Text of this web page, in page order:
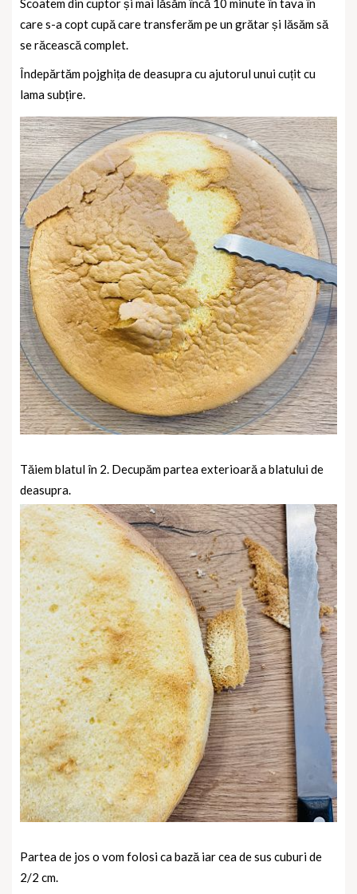
Scoatem din cuptor și mai lăsăm încă 10 minute în tava în
care s-a copt cupă care transferăm pe un grătar și lăsăm să
se răcească complet.
Îndepărtăm pojghița de deasupra cu ajutorul unui cuțit cu
lama subțire.
Tăiem blatul în 2. Decupăm partea exterioară a blatului de
deasupra.
Partea de jos o vom folosi ca bază iar cea de sus cuburi de
2/2 cm.